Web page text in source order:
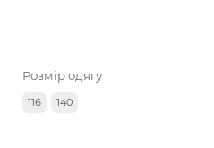
Розмір одягу
116 140